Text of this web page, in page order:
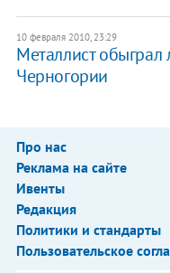
10 февраля 2010, 23:29
Металлист
Черногории
Про нас
Реклама на сайте
Ивенты
Редакция
Политики и стандарты
Пользовательское